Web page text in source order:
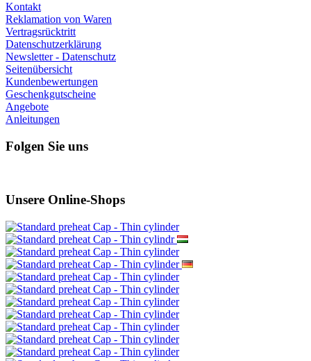
Kontakt
Reklamation von Waren
Vertragsrücktritt
Datenschutzerklärung
Newsletter - Datenschutz
Seitenübersicht
Kundenbewertungen
Geschenkgutscheine
Angebote
Anleitungen
Folgen Sie uns
Unsere Online-Shops